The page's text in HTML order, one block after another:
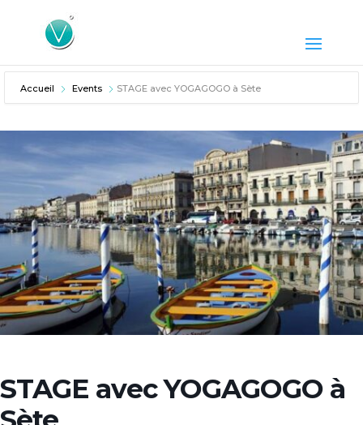
Accueil Events STAGE avec YOGAGOGO à Sète
STAGE avec YOGAGOGO à